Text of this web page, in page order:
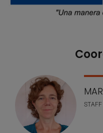
Nuestro equipo